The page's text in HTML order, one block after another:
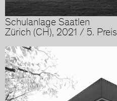
Schulanlage Saatlen
Zürich (CH), 2021 / 5. Preis